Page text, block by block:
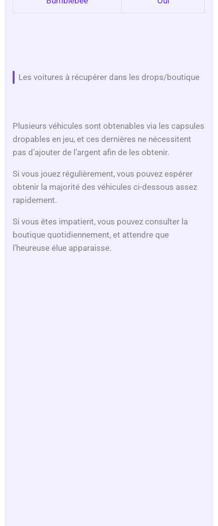
Les voitures à récupérer dans les drops/boutique
Plusieurs véhicules sont obtenables via les capsules
dropables en jeu, et ces dernières ne nécessitent
pas d’ajouter de l’argent afin de les obtenir.
Si vous jouez régulièrement, vous pouvez espérer
obtenir la majorité des véhicules ci-dessous assez
rapidement.
Si vous êtes impatient, vous pouvez consulter la
boutique quotidiennement, et attendre que
l’heureuse élue apparaisse.